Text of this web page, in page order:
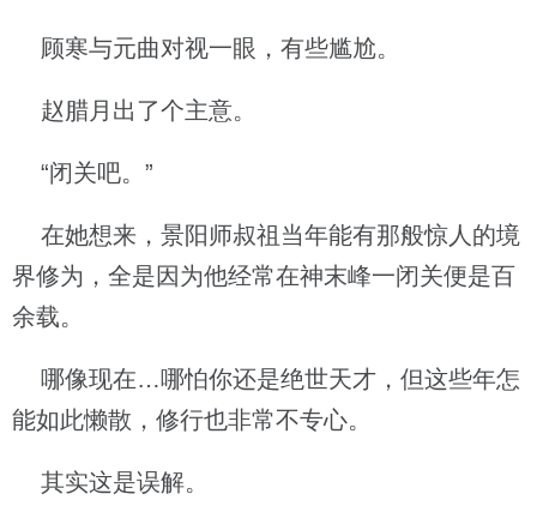
顾寒与元曲对视一眼，有些尴尬。
赵腊月出了个主意。
“闭关吧。”
在她想来，景阳师叔祖当年能有那般惊人的境
界修为，全是因为他经常在神末峰一闭关便是百
余载。
哪像现在…哪怕你还是绝世天才，但这些年怎
能如此懒散，修行也非常不专心。
其实这是误解。